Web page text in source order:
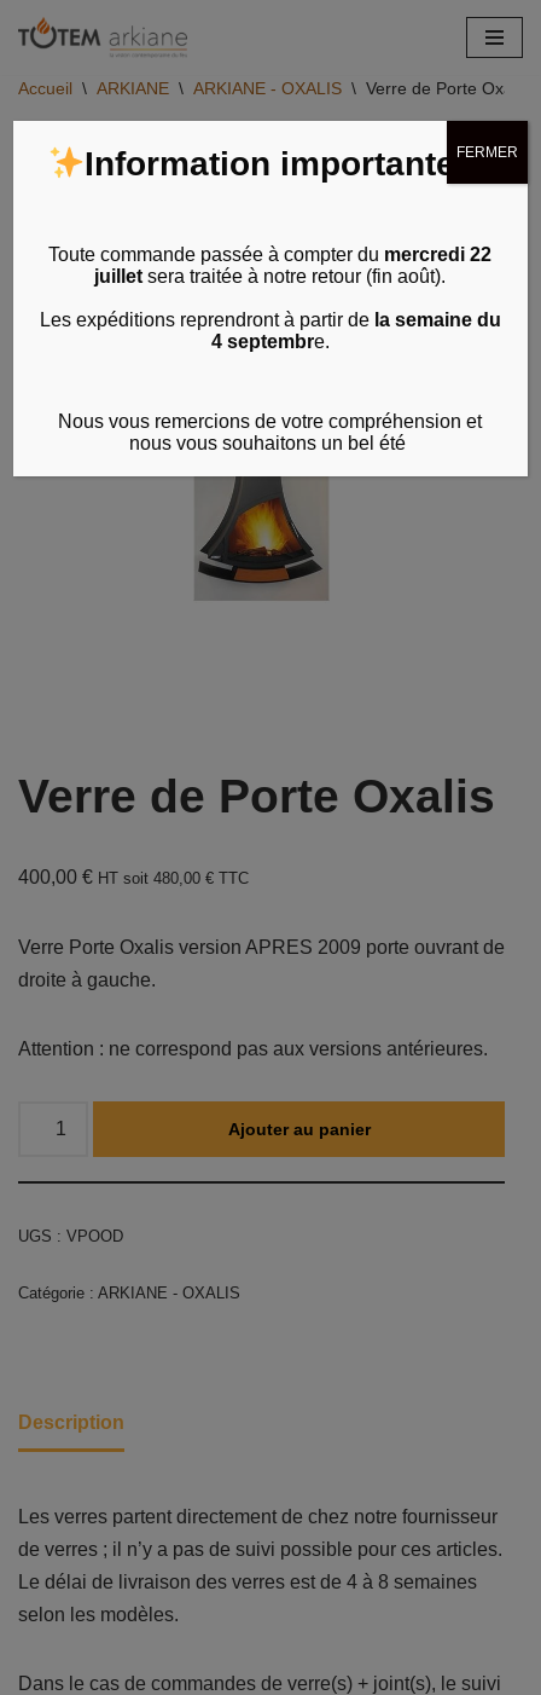
au
Accueil \ ARKIANE \ ARKIANE - OXALIS \ Verre de Porte Oxalis
Verre de Porte Oxalis
400,00 € HT soit 480,00 € TTC
Verre Porte Oxalis version APRES 2009 porte ouvrant de
droite à gauche.
Attention : ne correspond pas aux versions antérieures.
Ajouter au panier
UGS : VPOOD
Catégorie : ARKIANE - OXALIS
Description
Les verres partent directement de chez notre fournisseur
de verres ; il n’y a pas de suivi possible pour ces articles.
Le délai de livraison des verres est de 4 à 8 semaines
selon les modèles.
Dans le cas de commandes de verre(s) + joint(s), le suivi
Information importante
Toute commande passée à compter du mercredi 22
juillet sera traitée à notre retour (fin août).
Les expéditions reprendront à partir de la semaine du
4 septembre.
Nous vous remercions de votre compréhension et
nous vous souhaitons un bel été
FERMER